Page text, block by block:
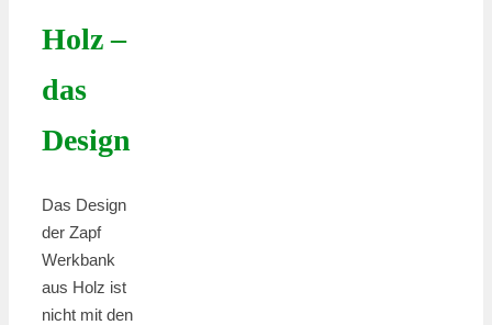
Holz –
das
Design
Das Design
der Zapf
Werkbank
aus Holz ist
nicht mit den